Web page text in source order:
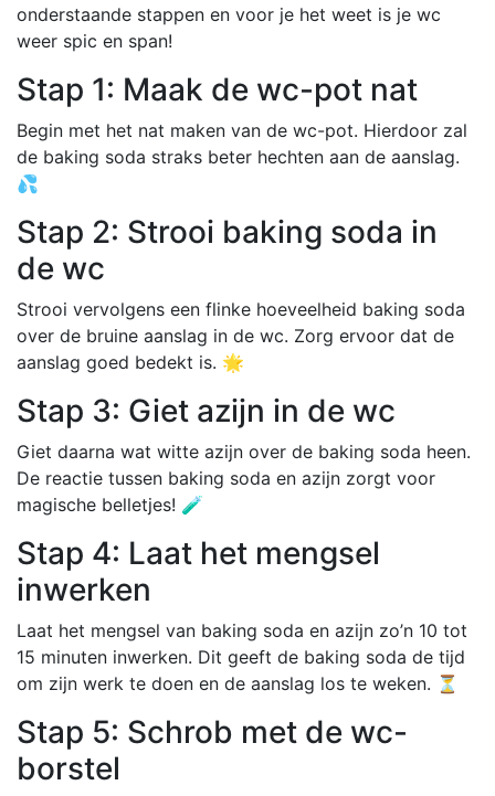
onderstaande stappen en voor je het weet is je wc
weer spic en span!
Stap 1: Maak de wc-pot nat
Begin met het nat maken van de wc-pot. Hierdoor zal
de baking soda straks beter hechten aan de aanslag.
💦
Stap 2: Strooi baking soda in
de wc
Strooi vervolgens een flinke hoeveelheid baking soda
over de bruine aanslag in de wc. Zorg ervoor dat de
aanslag goed bedekt is. 🌟
Stap 3: Giet azijn in de wc
Giet daarna wat witte azijn over de baking soda heen.
De reactie tussen baking soda en azijn zorgt voor
magische belletjes! 🧪
Stap 4: Laat het mengsel
inwerken
Laat het mengsel van baking soda en azijn zo’n 10 tot
15 minuten inwerken. Dit geeft de baking soda de tijd
om zijn werk te doen en de aanslag los te weken. ⏳
Stap 5: Schrob met de wc-
borstel